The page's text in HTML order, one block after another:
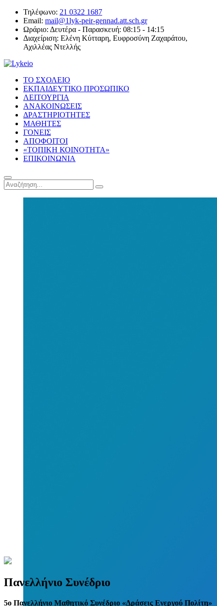
Τηλέφωνο: 21 0322 1687
Email: mail@1lyk-peir-gennad.att.sch.gr
Ωράριο: Δευτέρα - Παρασκευή: 08:15 - 14:15
Διαχείριση: Ελένη Κύτταρη, Ευφροσύνη Ζαχαράτου,
Αχιλλέας Ντελλής
ΤΟ ΣΧΟΛΕΙΟ
ΕΚΠΑΙΔΕΥΤΙΚΟ ΠΡΟΣΩΠΙΚΟ
ΛΕΙΤΟΥΡΓΙΑ
ΑΝΑΚΟΙΝΩΣΕΙΣ
ΔΡΑΣΤΗΡΙΟΤΗΤΕΣ
ΜΑΘΗΤΕΣ
ΓΟΝΕΙΣ
ΑΠΟΦΟΙΤΟΙ
«ΤΟΠΙΚΗ ΚΟΙΝΟΤΗΤΑ»
ΕΠΙΚΟΙΝΩΝΙΑ
Πανελλήνιο Συνέδριο
5o Πανελλήνιο Μαθητικό Συνέδριο «Δράσεις Ενεργού Πολίτη»